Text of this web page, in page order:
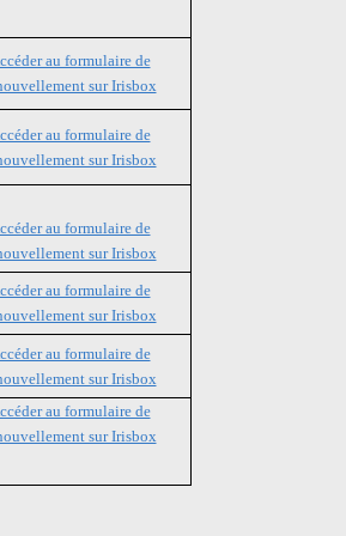
au formulaire de
sur Irisbox
au formulaire de
sur Irisbox
au formulaire de
sur Irisbox
au formulaire de
sur Irisbox
au formulaire de
sur Irisbox
au formulaire de
sur Irisbox